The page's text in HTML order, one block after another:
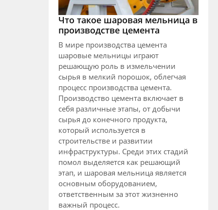
Что такое шаровая мельница в
производстве цемента
В мире производства цемента
шаровые мельницы играют
решающую роль в измельчении
сырья в мелкий порошок, облегчая
процесс производства цемента.
Производство цемента включает в
себя различные этапы, от добычи
сырья до конечного продукта,
который используется в
строительстве и развитии
инфраструктуры. Среди этих стадий
помол выделяется как решающий
этап, и шаровая мельница является
основным оборудованием,
ответственным за этот жизненно
важный процесс.